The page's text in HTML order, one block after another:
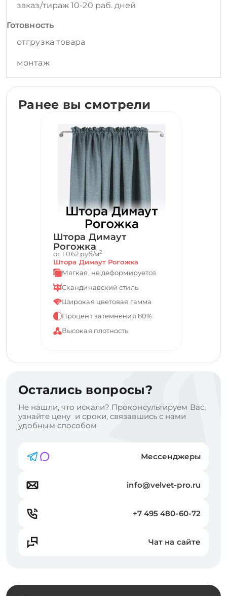
заказ/тираж 10-20 раб. дней
Готовность
отгрузка товара
монтаж
Ранее вы смотрели
Штора Димаут
Рогожка
от 1 062 руб/м2
Штора Димаут Рогожка
Мягкая, не деформируется
Скандинавский стиль
Широкая цветовая гамма
Процент затемнения 80%
Высокая плотность
Остались вопросы?
Не нашли, что искали? Проконсультируем Вас,
узнайте цену и сроки, связавшись с нами
удобным способом
Мессенджеры
info@velvet-pro.ru
+7 495 480-60-72
Чат на сайте